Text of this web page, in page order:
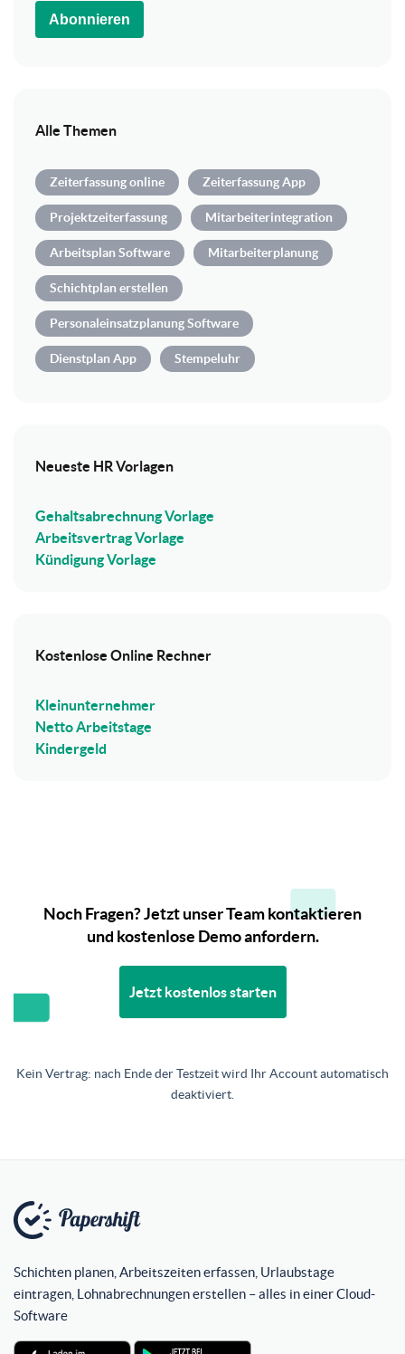
Abonnieren
Alle Themen
Zeiterfassung online Zeiterfassung App
Projektzeiterfassung Mitarbeiterintegration
Arbeitsplan Software Mitarbeiterplanung
Schichtplan erstellen
Personaleinsatzplanung Software
Dienstplan App Stempeluhr
Neueste HR Vorlagen
Gehaltsabrechnung Vorlage
Arbeitsvertrag Vorlage
Kündigung Vorlage
Kostenlose Online Rechner
Kleinunternehmer
Netto Arbeitstage
Kindergeld
Noch Fragen? Jetzt unser Team kontaktieren
und kostenlose Demo anfordern.
Jetzt kostenlos starten
Kein Vertrag: nach Ende der Testzeit wird Ihr Account automatisch
deaktiviert.
Schichten planen, Arbeitszeiten erfassen, Urlaubstage
eintragen, Lohnabrechnungen erstellen – alles in einer Cloud-
Software